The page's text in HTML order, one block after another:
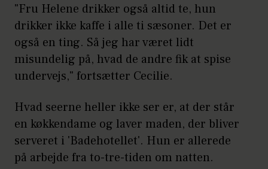
"Fru Helene drikker også altid te, hun
drikker ikke kaffe i alle ti sæsoner. Det er
også en ting. Så jeg har været lidt
misundelig på, hvad de andre fik at spise
undervejs," fortsætter Cecilie.
Hvad seerne heller ikke ser er, at der står
en køkkendame og laver maden, der bliver
serveret i 'Badehotellet'. Hun er allerede
på arbejde fra to-tre-tiden om natten.